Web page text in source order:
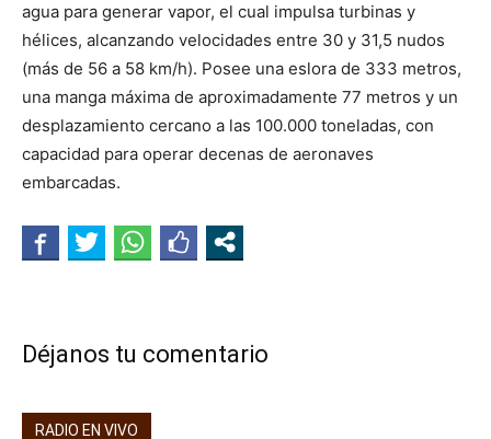
agua para generar vapor, el cual impulsa turbinas y
hélices, alcanzando velocidades entre 30 y 31,5 nudos
(más de 56 a 58 km/h). Posee una eslora de 333 metros,
una manga máxima de aproximadamente 77 metros y un
desplazamiento cercano a las 100.000 toneladas, con
capacidad para operar decenas de aeronaves
embarcadas.
Déjanos tu comentario
RADIO EN VIVO